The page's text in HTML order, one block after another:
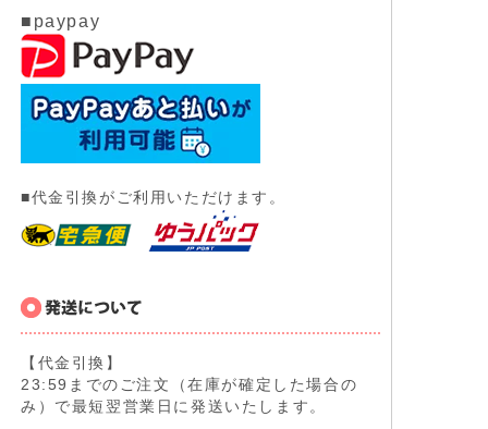
■paypay
■代金引換がご利用いただけます。
【代金引換】
23:59までのご注文（在庫が確定した場合の
み）で最短翌営業日に発送いたします。